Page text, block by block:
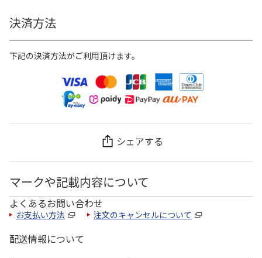
決済方法
下記の決済方法がご利用頂けます。
シェアする
マークや記載内容について
よくあるお問い合わせ
お支払い方法 注文のキャンセルについて
配送情報について